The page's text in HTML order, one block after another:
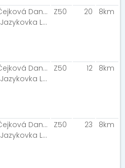
Čejková Daniela
[Jazykovka Letovice Team]
Z50 20 8km
Čejková Daniela
[Jazykovka Letovice Team]
Z50 12 8km
Čejková Daniela
[Jazykovka Letovice Team]
Z50 23 8km